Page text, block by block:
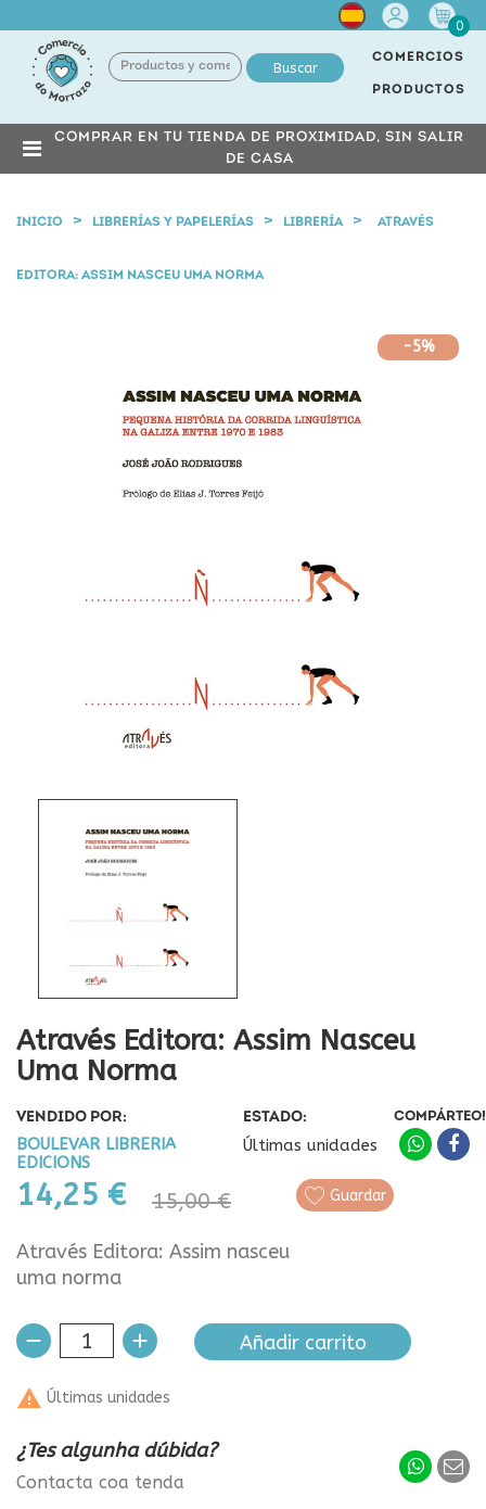
Cuenta
0
Buscar
COMERCIOS
PRODUCTOS
COMPRAR EN TU TIENDA DE PROXIMIDAD, SIN SALIR
DE CASA
INICIO LIBRERÍAS Y PAPELERÍAS LIBRERÍA ATRAVÉS
EDITORA: ASSIM NASCEU UMA NORMA
-5%
Através Editora: Assim Nasceu
Uma Norma
VENDIDO POR:
BOULEVAR LIBRERIA
EDICIONS
ESTADO:
Últimas unidades
14,25 € 15,00 €
COMPÁRTEO!
Guardar
Através Editora: Assim nasceu
uma norma
Añadir carrito
 Últimas unidades
¿Tes algunha dúbida?
Contacta coa tenda